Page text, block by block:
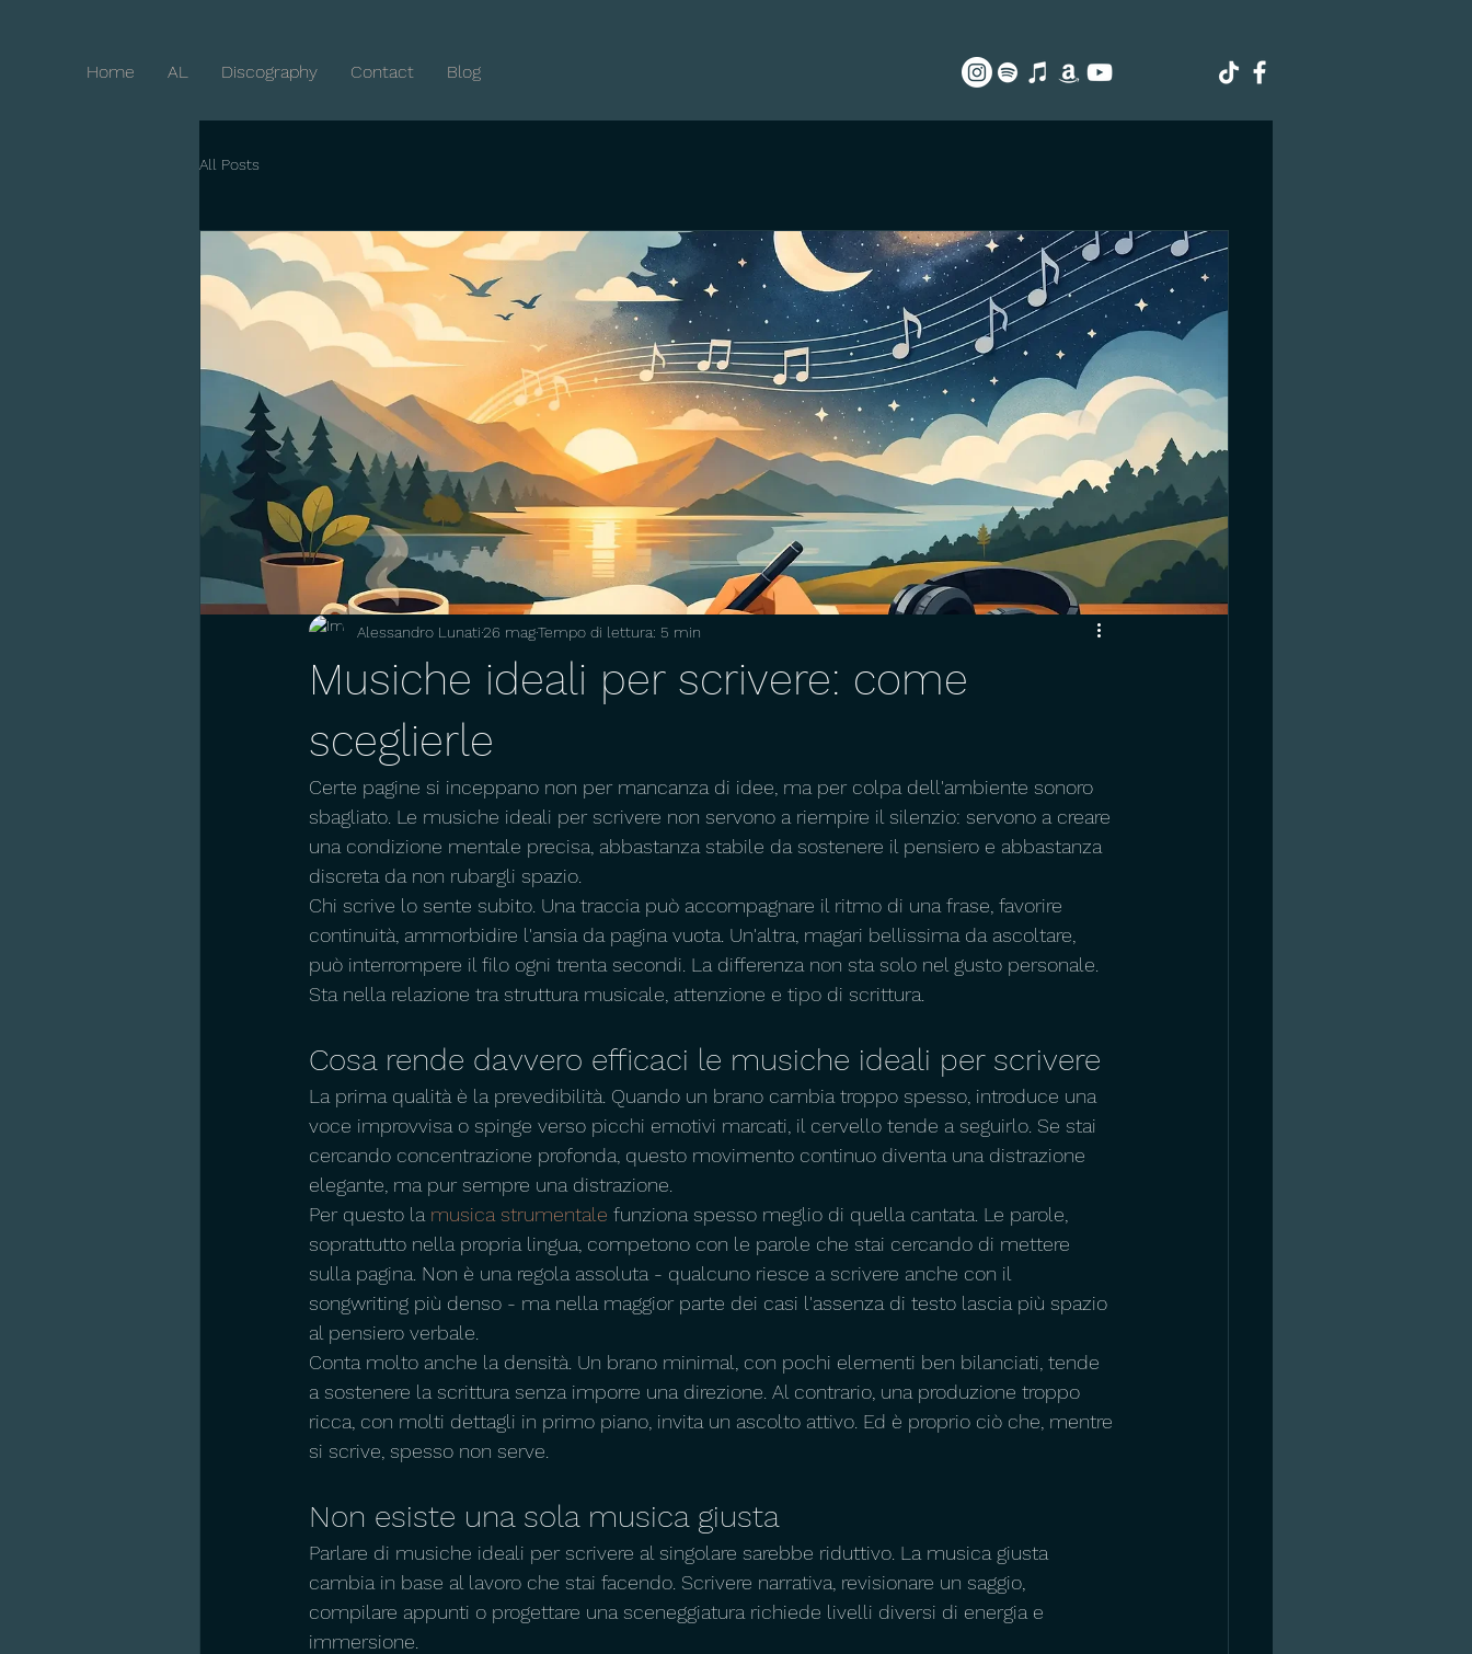
Home AL Discography Contact Blog
All Posts
Musiche ideali per scrivere: come
sceglierle
Alessandro Lunati26 magTempo di lettura: 5 min
Certe pagine si inceppano non per mancanza di idee, ma per colpa dell'ambiente sonoro
sbagliato. Le musiche ideali per scrivere non servono a riempire il silenzio: servono a creare
una condizione mentale precisa, abbastanza stabile da sostenere il pensiero e abbastanza
discreta da non rubargli spazio.
Chi scrive lo sente subito. Una traccia può accompagnare il ritmo di una frase, favorire
continuità, ammorbidire l'ansia da pagina vuota. Un'altra, magari bellissima da ascoltare,
può interrompere il filo ogni trenta secondi. La differenza non sta solo nel gusto personale.
Sta nella relazione tra struttura musicale, attenzione e tipo di scrittura.
Cosa rende davvero efficaci le musiche ideali per scrivere
La prima qualità è la prevedibilità. Quando un brano cambia troppo spesso, introduce una
voce improvvisa o spinge verso picchi emotivi marcati, il cervello tende a seguirlo. Se stai
cercando concentrazione profonda, questo movimento continuo diventa una distrazione
elegante, ma pur sempre una distrazione.
Per questo la musica strumentale funziona spesso meglio di quella cantata. Le parole,
soprattutto nella propria lingua, competono con le parole che stai cercando di mettere
sulla pagina. Non è una regola assoluta - qualcuno riesce a scrivere anche con il
songwriting più denso - ma nella maggior parte dei casi l'assenza di testo lascia più spazio
al pensiero verbale.
Conta molto anche la densità. Un brano minimal, con pochi elementi ben bilanciati, tende
a sostenere la scrittura senza imporre una direzione. Al contrario, una produzione troppo
ricca, con molti dettagli in primo piano, invita un ascolto attivo. Ed è proprio ciò che, mentre
si scrive, spesso non serve.
Non esiste una sola musica giusta
Parlare di musiche ideali per scrivere al singolare sarebbe riduttivo. La musica giusta
cambia in base al lavoro che stai facendo. Scrivere narrativa, revisionare un saggio,
compilare appunti o progettare una sceneggiatura richiede livelli diversi di energia e
immersione.